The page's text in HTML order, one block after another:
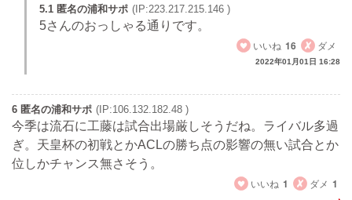
5.1 匿名の浦和サポ (IP:223.217.215.146 )
5さんのおっしゃる通りです。
いいね 16 ダメ
2022年01月01日 16:28
6 匿名の浦和サポ (IP:106.132.182.48 )
今季は流石に工藤は試合出場厳しそうだね。ライバル多過
ぎ。天皇杯の初戦とかACLの勝ち点の影響の無い試合とか
位しかチャンス無さそう。
いいね 1 ダメ 1